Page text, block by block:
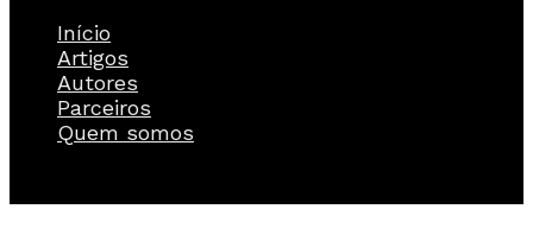
Início
Artigos
Autores
Parceiros
Quem somos